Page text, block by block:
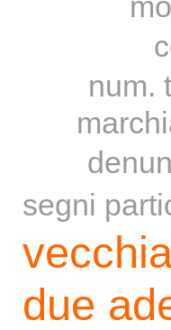
num.
segni
due